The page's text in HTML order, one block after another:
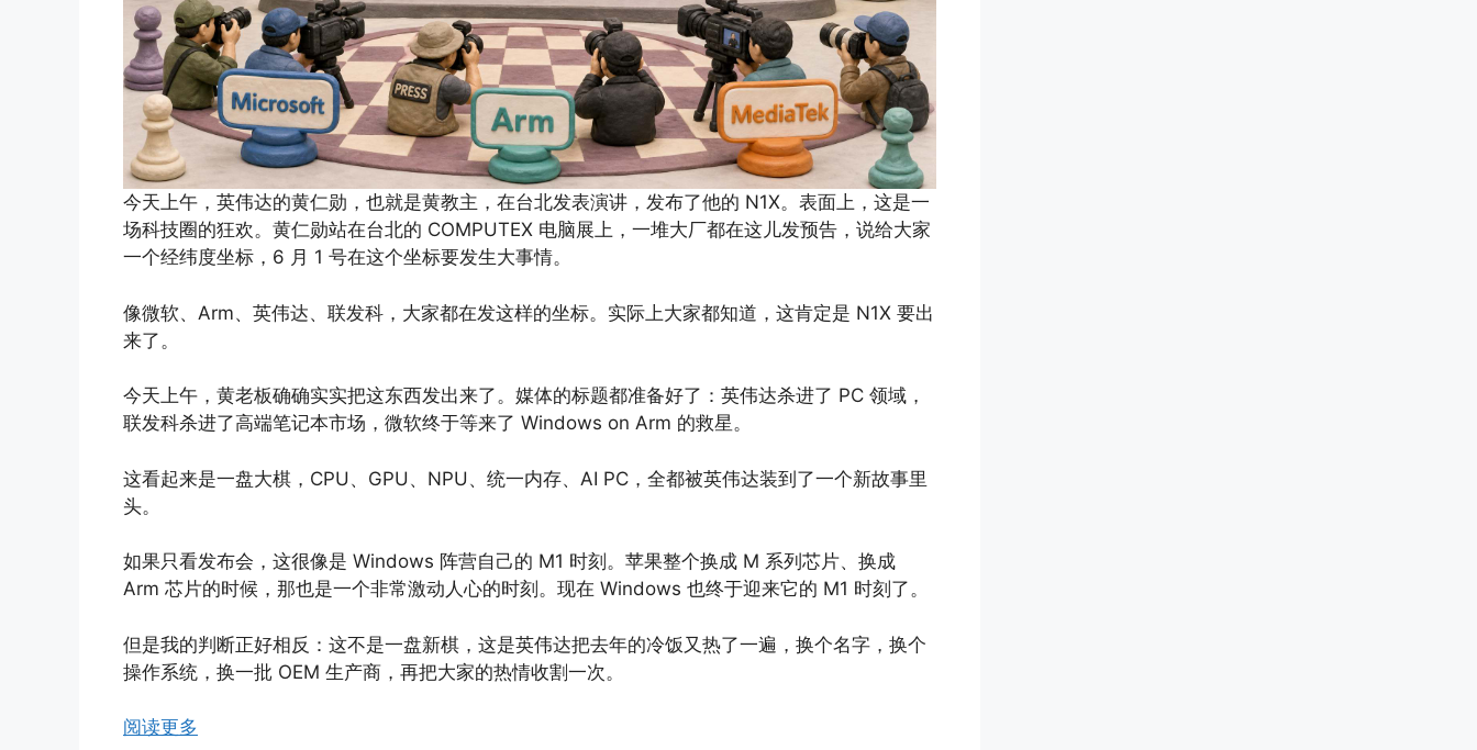
今天上午，英伟达的黄仁勋，也就是黄教主，在台北发表演讲，发布了他的 N1X。表面上，这是一
场科技圈的狂欢。黄仁勋站在台北的 COMPUTEX 电脑展上，一堆大厂都在这儿发预告，说给大家
一个经纬度坐标，6 月 1 号在这个坐标要发生大事情。
像微软、Arm、英伟达、联发科，大家都在发这样的坐标。实际上大家都知道，这肯定是 N1X 要出
来了。
今天上午，黄老板确确实实把这东西发出来了。媒体的标题都准备好了：英伟达杀进了 PC 领域，
联发科杀进了高端笔记本市场，微软终于等来了 Windows on Arm 的救星。
这看起来是一盘大棋，CPU、GPU、NPU、统一内存、AI PC，全都被英伟达装到了一个新故事里
头。
如果只看发布会，这很像是 Windows 阵营自己的 M1 时刻。苹果整个换成 M 系列芯片、换成
Arm 芯片的时候，那也是一个非常激动人心的时刻。现在 Windows 也终于迎来它的 M1 时刻了。
但是我的判断正好相反：这不是一盘新棋，这是英伟达把去年的冷饭又热了一遍，换个名字，换个
操作系统，换一批 OEM 生产商，再把大家的热情收割一次。
阅读更多